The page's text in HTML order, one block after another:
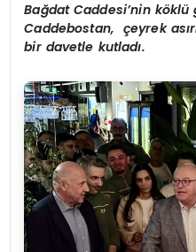
Bağdat Caddesi’nin
Caddebostan, çeyrek
bir davetle kutladı.